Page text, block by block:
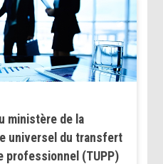
ministère de la
universel du transfert
professionnel (TUPP)